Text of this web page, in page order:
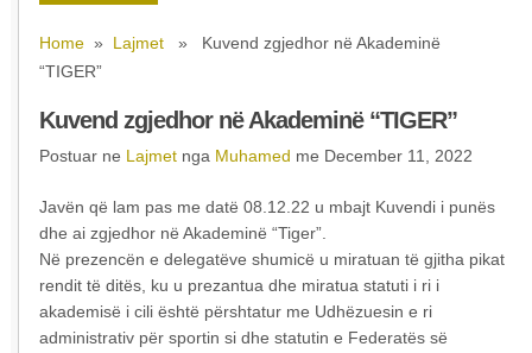
Home » Lajmet » Kuvend zgjedhor në Akademinë
“TIGER”
Kuvend zgjedhor në Akademinë “TIGER”
Postuar ne Lajmet nga Muhamed me December 11, 2022
Javën që lam pas me datë 08.12.22 u mbajt Kuvendi i punës
dhe ai zgjedhor në Akademinë “Tiger”.
Në prezencën e delegatëve shumicë u miratuan të gjitha pikat
rendit të ditës, ku u prezantua dhe miratua statuti i ri i
akademisë i cili është përshtatur me Udhëzuesin e ri
administrativ për sportin si dhe statutin e Federatës së